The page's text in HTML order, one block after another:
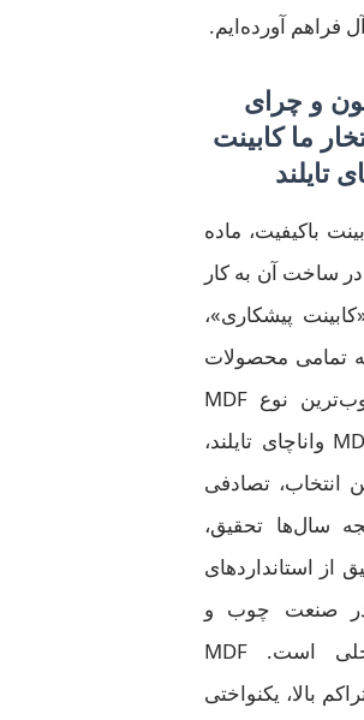
فراهم آورده‌ایم.
و چرای
ما کابینت
باکیفیت، ماده
ساخت آن به کار
پیشکاری»،
تمامی محصولات
خود را از مرغوب‌ترین نوع MDF
وارداتی، یعنی MDF واناچای تایلند،
انتخاب، تصادفی
سال‌ها تحقیق،
از استانداردهای
صنعت چوب و
دکوراسیون داخلی است. MDF
بالا، یکنواختی